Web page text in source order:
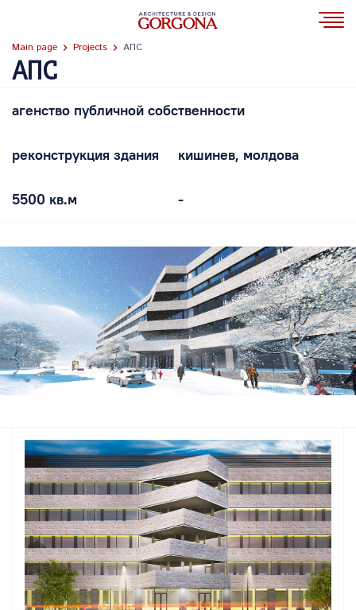
Main page Projects AПС
AПС
агенство публичной собственности
реконструкция здания кишинев, молдова
5500 кв.м -